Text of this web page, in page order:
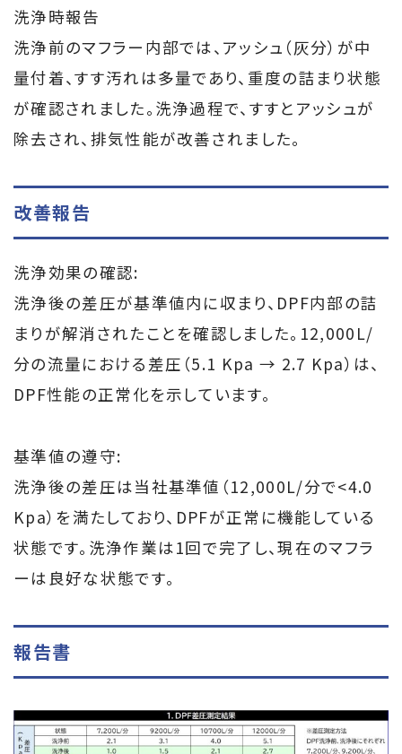
洗浄時報告
洗浄前のマフラー内部では、アッシュ（灰分）が中
量付着、すす汚れは多量であり、重度の詰まり状態
が確認されました。洗浄過程で、すすとアッシュが
除去され、排気性能が改善されました。
改善報告
洗浄効果の確認:
洗浄後の差圧が基準値内に収まり、DPF内部の詰
まりが解消されたことを確認しました。12,000L/
分の流量における差圧（5.1 Kpa → 2.7 Kpa）は、
DPF性能の正常化を示しています。
基準値の遵守:
洗浄後の差圧は当社基準値（12,000L/分で<4.0
Kpa）を満たしており、DPFが正常に機能している
状態です。洗浄作業は1回で完了し、現在のマフラ
ーは良好な状態です。
報告書